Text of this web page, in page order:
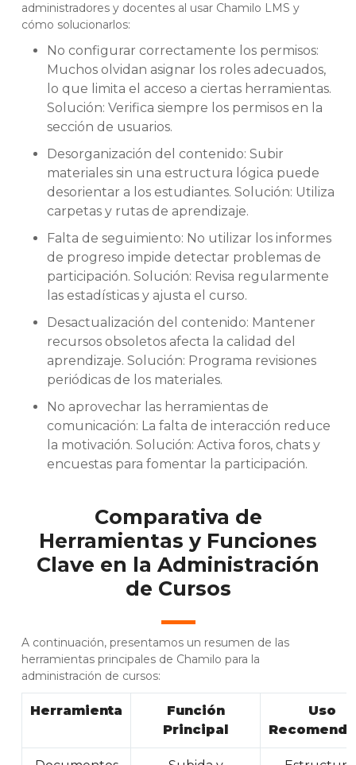
administradores y docentes al usar Chamilo LMS y
cómo solucionarlos:
No configurar correctamente los permisos:
Muchos olvidan asignar los roles adecuados,
lo que limita el acceso a ciertas herramientas.
Solución: Verifica siempre los permisos en la
sección de usuarios.
Desorganización del contenido: Subir
materiales sin una estructura lógica puede
desorientar a los estudiantes. Solución: Utiliza
carpetas y rutas de aprendizaje.
Falta de seguimiento: No utilizar los informes
de progreso impide detectar problemas de
participación. Solución: Revisa regularmente
las estadísticas y ajusta el curso.
Desactualización del contenido: Mantener
recursos obsoletos afecta la calidad del
aprendizaje. Solución: Programa revisiones
periódicas de los materiales.
No aprovechar las herramientas de
comunicación: La falta de interacción reduce
la motivación. Solución: Activa foros, chats y
encuestas para fomentar la participación.
Comparativa de
Herramientas y Funciones
Clave en la Administración
de Cursos
A continuación, presentamos un resumen de las
herramientas principales de Chamilo para la
administración de cursos:
Herramienta
Función
Principal
Uso